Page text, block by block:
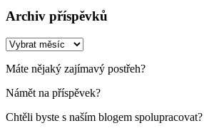
Archiv příspěvků
Archiv
Máte nějaký zajímavý postřeh?
Námět na příspěvek?
Chtěli byste s naším blogem spolupracovat?